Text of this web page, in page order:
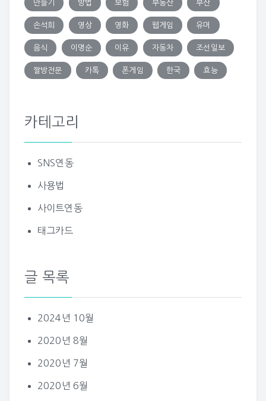
만들기 방법 보험 부동산 부산
손석희 영상 영화 웹게임 유머
음식 이명순 이유 자동차 조선일보
짤방전문 카톡 폰게임 한국 효능
카테고리
SNS연동
사용법
사이트연동
태그카드
글 목록
2024년 10월
2020년 8월
2020년 7월
2020년 6월